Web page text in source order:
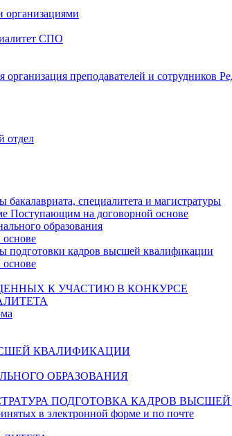
СПО
организация преподавателей и сотрудников
отдел
специалитета и магистратуры
Поступающим на договорной основе
образования
кадров высшей квалификации
К УЧАСТИЮ В КОНКУРСЕ
КВАЛИФИКАЦИИ
ОБРАЗОВАНИЯ
ПОДГОТОВКА КАДРОВ
в электронной форме и по почте